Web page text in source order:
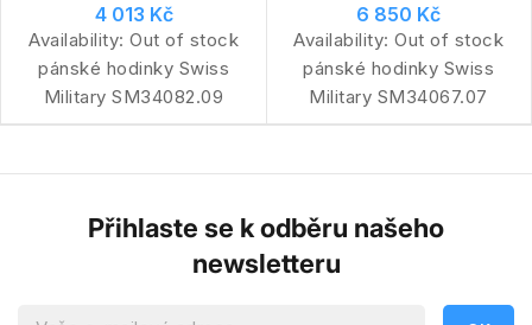
4 013 Kč
Availability: Out of stock
pánské hodinky Swiss
Military SM34082.09
6 850 Kč
Availability: Out of stock
pánské hodinky Swiss
Military SM34067.07
Přihlaste se k odběru našeho
newsletteru